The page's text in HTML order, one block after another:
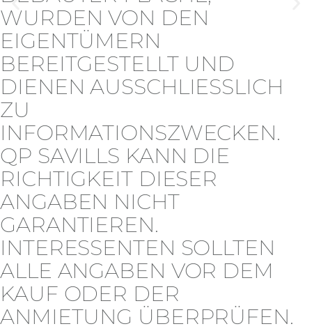
URDEN VON DEN E
IGENTÜMERN B
EREITGESTELLT UND D
IENEN AUSSCHLIESSLICH ZU
IN
FORMATIONSZWECKEN. QP
SAVILLS KANN DIE RI
CHTIGKEIT DIESER AN
GABEN NICHT GA
RANTIEREN. IN
TERESSENTEN SOLLTEN AL
LE ANGABEN VOR DEM KA
UF ODER DER AN
MIETUNG ÜBERPRÜFEN.